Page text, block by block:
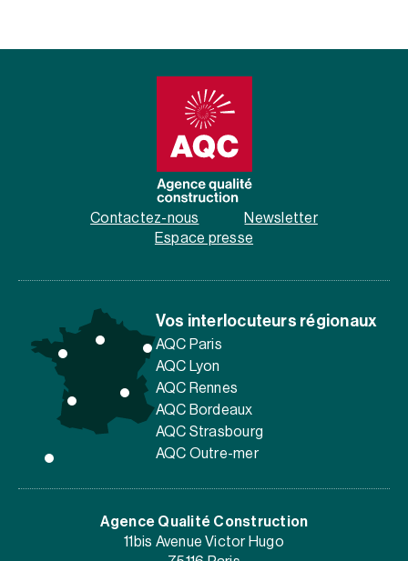
Contactez-nous
Newsletter
Espace presse
Vos interlocuteurs régionaux
AQC Paris
AQC Lyon
AQC Rennes
AQC Bordeaux
AQC Strasbourg
AQC Outre-mer
Agence Qualité Construction
11bis Avenue Victor Hugo